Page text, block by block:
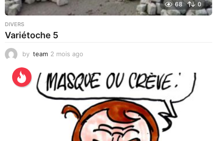
68 0
DIVERS
Variétoche 5
by team 2 mois ago
e
m
a
i
n
e
s